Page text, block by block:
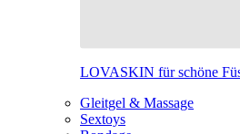
LOVASKIN für schöne
Gleitgel & Massage
Sextoys